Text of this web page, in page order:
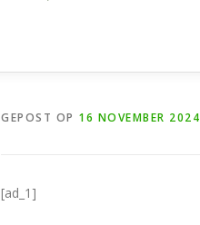
GEPOST OP 16 NOVEMBER 2024
[ad_1]